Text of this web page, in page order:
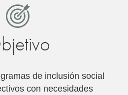
de inclusión social
con necesidades